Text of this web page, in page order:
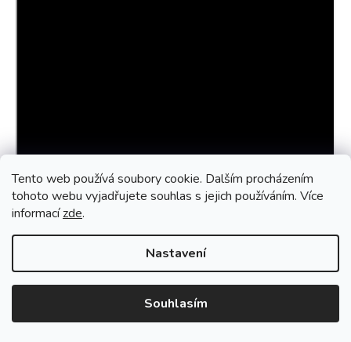
Tento web používá soubory cookie. Dalším procházením
tohoto webu vyjadřujete souhlas s jejich používáním. Více
informacízde.
Nastavení
Souhlasím